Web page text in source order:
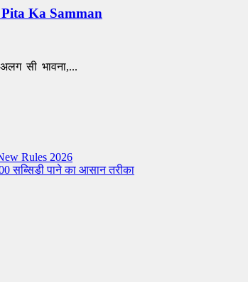
Pita Ka Samman
सी भावना,...
Rules 2026
सब्सिडी पाने का आसान तरीका